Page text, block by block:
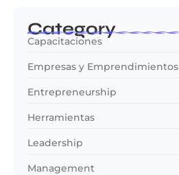
Category
Capacitaciones
Empresas y Emprendimientos
Entrepreneurship
Herramientas
Leadership
Management